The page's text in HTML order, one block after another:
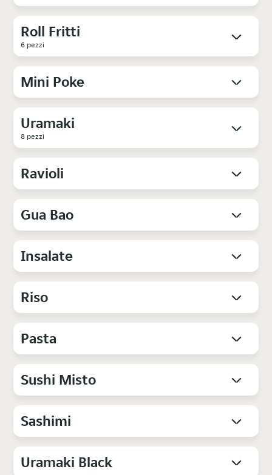
Roll Fritti
6 pezzi
Mini Poke
Uramaki
8 pezzi
Ravioli
Gua Bao
Insalate
Riso
Pasta
Sushi Misto
Sashimi
Uramaki Black